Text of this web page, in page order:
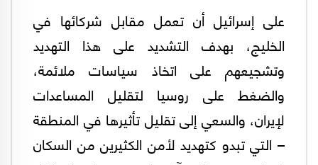
على إسرائيل أن تعمل مقابل شركائها في
الخليج، بهدف التشديد على هذا التهديد
وتشجيعهم على اتخاذ سياسات ملائمة،
والضغط على روسيا لتقليل المساعدات
لإيران، والسعي إلى تقليل تأثيرها في المنطقة
– التي تبدو كتهديد لأمن الكثيرين من السكان